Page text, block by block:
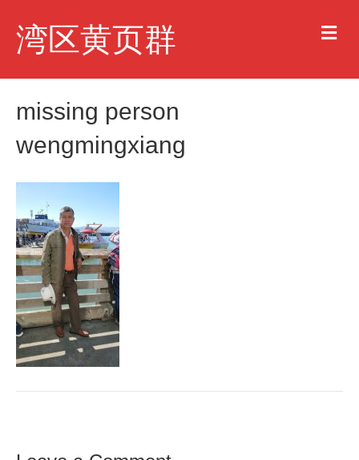
湾区黄页群 M
e
u
missing person
wengmingxiang